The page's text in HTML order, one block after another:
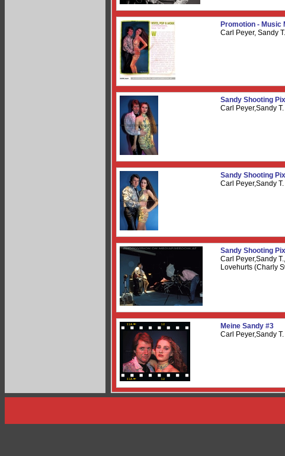
Promotion - Music
Carl Peyer, Sandy T.
Sandy Shooting
Carl Peyer,Sandy T.
Sandy Shooting
Carl Peyer,Sandy T.
Sandy Shooting
Carl Peyer,Sandy
Lovehurts (Charly
Meine Sandy #3
Carl Peyer,Sandy T.